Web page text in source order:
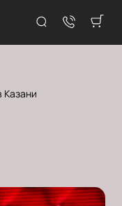
Казани